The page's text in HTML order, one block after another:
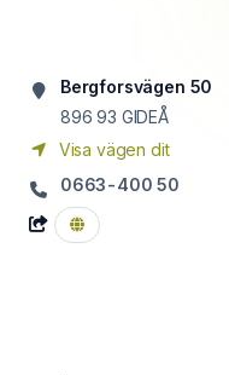
Bergforsvägen 50
896 93 GIDEÅ
Visa vägen dit
0663-400 50